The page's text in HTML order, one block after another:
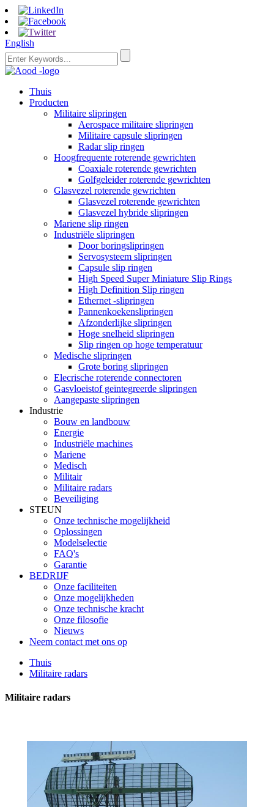
English
Thuis
Producten
Militaire slipringen
Aerospace militaire slipringen
Militaire capsule slipringen
Radar slip ringen
Hoogfrequente roterende gewrichten
Coaxiale roterende gewrichten
Golfgeleider roterende gewrichten
Glasvezel roterende gewrichten
Glasvezel roterende gewrichten
Glasvezel hybride slipringen
Mariene slip ringen
Industriële slipringen
Door boringslipringen
Servosysteem slipringen
Capsule slip ringen
High Speed ​​Super Miniature Slip Rings
High Definition Slip ringen
Ethernet -slipringen
Pannenkoekenslipringen
Afzonderlijke slipringen
Hoge snelheid slipringen
Slip ringen op hoge temperatuur
Medische slipringen
Grote boring slipringen
Elecrische roterende connectoren
Gasvloeistof geïntegreerde slipringen
Aangepaste slipringen
Industrie
Bouw en landbouw
Energie
Industriële machines
Mariene
Medisch
Militair
Militaire radars
Beveiliging
STEUN
Onze technische mogelijkheid
Oplossingen
Modelselectie
FAQ's
Garantie
BEDRIJF
Onze faciliteiten
Onze mogelijkheden
Onze technische kracht
Onze filosofie
Nieuws
Neem contact met ons op
Thuis
Militaire radars
Militaire radars